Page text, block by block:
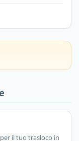
il tuo trasloco in